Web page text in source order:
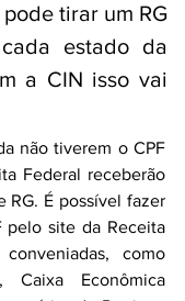
tirar um RG
estado da
a CIN isso vai
não tiverem o CPF
Federal receberão
RG. É possível fazer
pelo site da Receita
como
Caixa Econômica